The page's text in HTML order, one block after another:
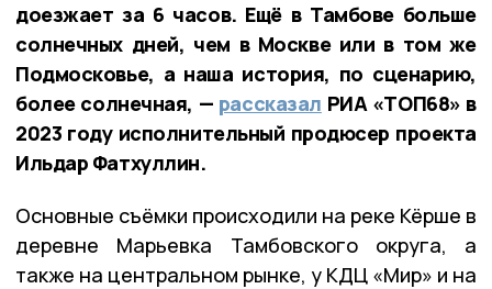
доезжает за 6 часов. Ещё в Тамбове больше
солнечных дней, чем в Москве или в том же
Подмосковье, а наша история, по сценарию,
более солнечная, — рассказал РИА «ТОП68» в
2023 году исполнительный продюсер проекта
Ильдар Фатхуллин.
Основные съёмки происходили на реке Кёрше в
деревне Марьевка Тамбовского округа, а
также на центральном рынке, у КДЦ «Мир» и на